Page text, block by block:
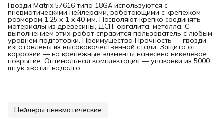
Гвозди Matrix 57616 типа 18GA используются с
пневматическими нейлерами, работающими с крепежом
размером 1,25 х 1 x 40 мм. Позволяют крепко соединять
материалы из древесины, ДСП, оргалита, металла. С
выполнением этих работ справится пользователь с любым
уровнем подготовки. Преимущества Прочность — гвозди
изготовлены из высококачественной стали. Защита от
коррозии — на крепежные элементы нанесено никелевое
покрытие. Оптимальная комплектация — упаковки из 5000
штук хватит надолго.
Нейлеры пневматические